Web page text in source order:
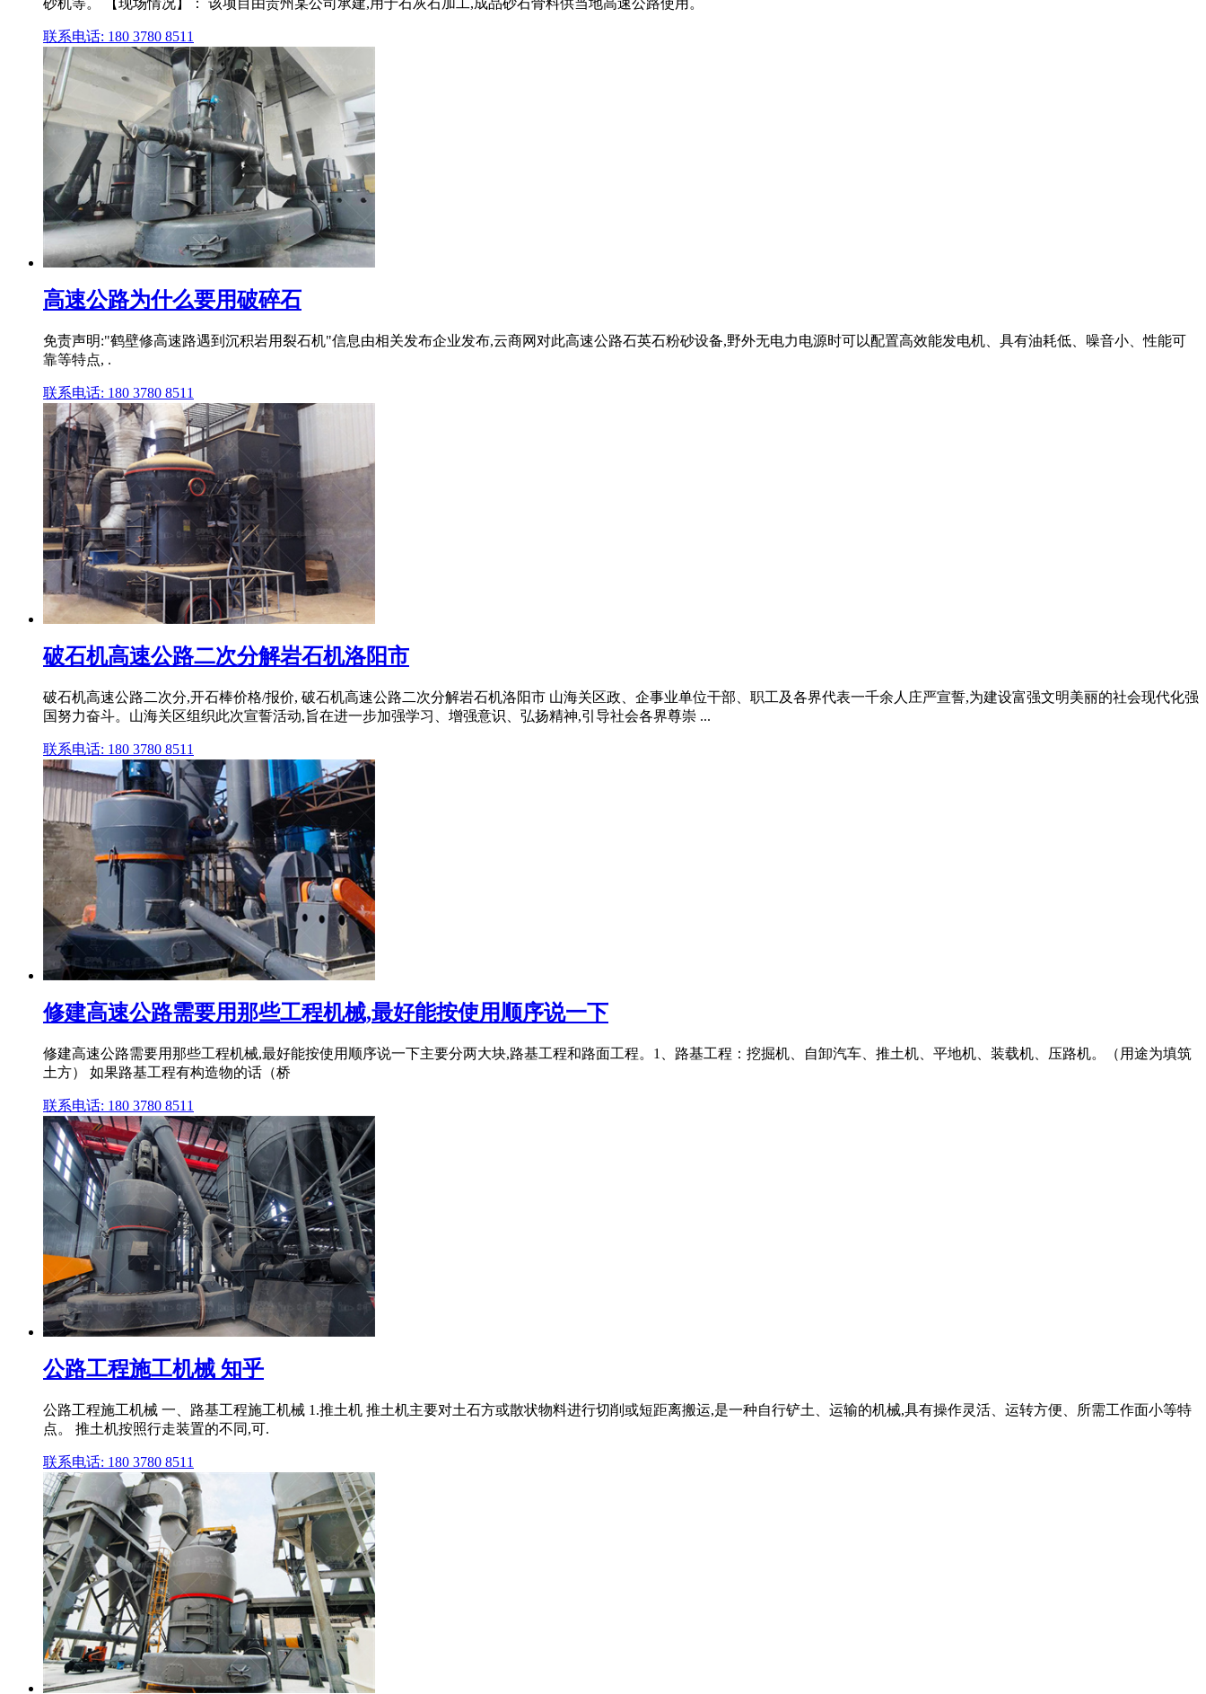
砂机等。 【现场情况】： 该项目由贵州某公司承建,用于石灰石加工,成品砂石骨料供当地高速公路使用。
联系电话: 180 3780 8511
高速公路为什么要用破碎石
免责声明:"鹤壁修高速路遇到沉积岩用裂石机"信息由相关发布企业发布,云商网对此高速公路石英石粉砂设备,野外无电力电源时可以配置高效能发电机、具有油耗低、噪音小、性能可
靠等特点, .
联系电话: 180 3780 8511
破石机高速公路二次分解岩石机洛阳市
破石机高速公路二次分,开石棒价格/报价, 破石机高速公路二次分解岩石机洛阳市 山海关区政、企事业单位干部、职工及各界代表一千余人庄严宣誓,为建设富强文明美丽的社会现代化强
国努力奋斗。山海关区组织此次宣誓活动,旨在进一步加强学习、增强意识、弘扬精神,引导社会各界尊崇 ...
联系电话: 180 3780 8511
修建高速公路需要用那些工程机械,最好能按使用顺序说一下
修建高速公路需要用那些工程机械,最好能按使用顺序说一下主要分两大块,路基工程和路面工程。1、路基工程：挖掘机、自卸汽车、推土机、平地机、装载机、压路机。（用途为填筑
土方） 如果路基工程有构造物的话（桥
联系电话: 180 3780 8511
公路工程施工机械 知乎
公路工程施工机械 一、路基工程施工机械 1.推土机 推土机主要对土石方或散状物料进行切削或短距离搬运,是一种自行铲土、运输的机械,具有操作灵活、运转方便、所需工作面小等特
点。 推土机按照行走装置的不同,可.
联系电话: 180 3780 8511